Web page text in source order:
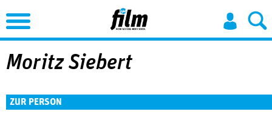
Jump to Navigation
Moritz Siebert
ZUR PERSON